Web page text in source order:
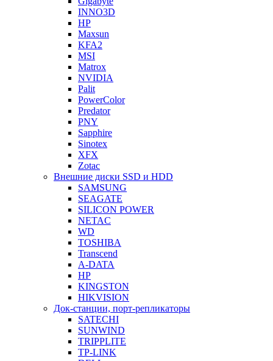
INNO3D
HP
Maxsun
KFA2
MSI
Matrox
NVIDIA
Palit
PowerColor
Predator
PNY
Sapphire
Sinotex
XFX
Zotac
Внешние диски SSD и HDD
SAMSUNG
SEAGATE
SILICON POWER
NETAC
WD
TOSHIBA
Transcend
A-DATA
HP
KINGSTON
HIKVISION
Док-станции, порт-репликаторы
SATECHI
SUNWIND
TRIPPLITE
TP-LINK